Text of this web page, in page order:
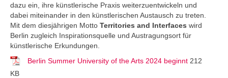
dazu ein, ihre künstlerische Praxis weiterzuentwickeln und
dabei miteinander in den künstlerischen Austausch zu treten.
Mit dem diesjährigen Motto Territories and Interfaces wird
Berlin zugleich Inspirationsquelle und Austragungsort für
künstlerische Erkundungen.
Berlin Summer University of the Arts 2024 beginnt 212
KB